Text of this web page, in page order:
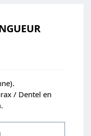
/ Dentel en